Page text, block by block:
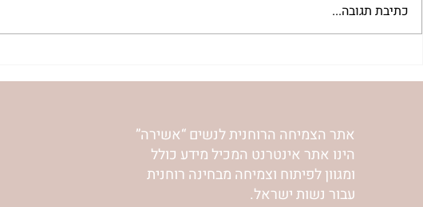
וינשטיין
אפרת בזק
כתיבת תגובה...
אתר הצמיחה הרוחנית לנשים “אשירה”
הינו אתר אינטרנט המכיל מידע כולל
ומגוון לפיתוח וצמיחה מבחינה רוחנית
עבור נשות ישראל.